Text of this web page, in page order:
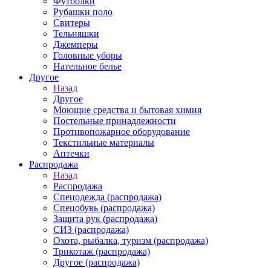
Рубашки поло
Свитеры
Тельняшки
Джемперы
Головные уборы
Нательное белье
Другое
Назад
Другое
Моющие средства и бытовая химия
Постельные принадлежности
Противопожарное оборудование
Текстильные материалы
Аптечки
Распродажа
Назад
Распродажа
Спецодежда (распродажа)
Спецобувь (распродажа)
Защита рук (распродажа)
СИЗ (распродажа)
Охота, рыбалка, туризм (распродажа)
Трикотаж (распродажа)
Другое (распродажа)